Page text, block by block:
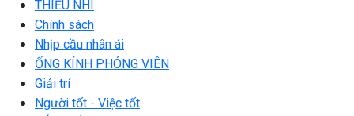
THIẾU NHI
Chính sách
Nhịp cầu nhân ái
ỐNG KÍNH PHÓNG VIÊN
Giải trí
Người tốt - Việc tốt